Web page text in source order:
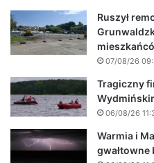
Ruszył
07/08/26
Tragiczny
06/08/26
Warmia i
gwałtowne